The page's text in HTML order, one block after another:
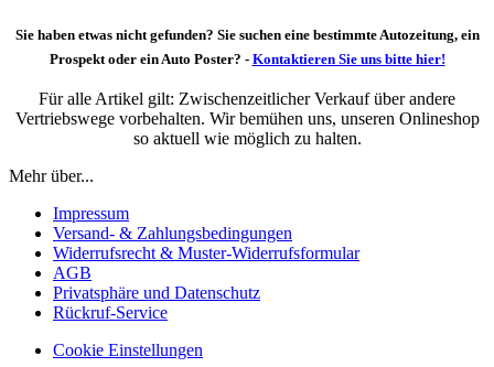
Sie haben etwas nicht gefunden? Sie suchen eine bestimmte Autozeitung, ein
Prospekt oder ein Auto Poster? - Kontaktieren Sie uns bitte hier!
Für alle Artikel gilt: Zwischenzeitlicher Verkauf über andere
Vertriebswege vorbehalten. Wir bemühen uns, unseren Onlineshop
so aktuell wie möglich zu halten.
Mehr über...
Impressum
Versand- & Zahlungsbedingungen
Widerrufsrecht & Muster-Widerrufsformular
AGB
Privatsphäre und Datenschutz
Rückruf-Service
Cookie Einstellungen